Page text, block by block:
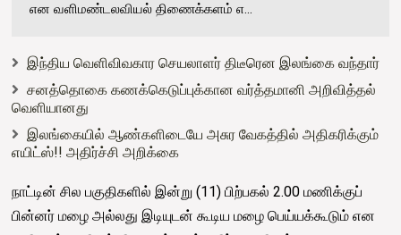
என வளிமண்டலவியல் திணைக்களம் எ...
இந்திய வெளிவிவகார செயலாளர் திடீரென இலங்கை வந்தார்
சனத்தொகை கணக்கெடுப்புக்கான வர்த்தமானி அறிவித்தல்
வெளியானது
இலங்கையில் ஆண்களிடையே அசுர வேகத்தில் அதிகரிக்கும்
எயிட்ஸ்!! அதிர்ச்சி அறிக்கை
நாட்டின் சில பகுதிகளில் இன்று (11) பிற்பகல் 2.00 மணிக்குப்
பின்னர் மழை அல்லது இடியுடன் கூடிய மழை பெய்யக்கூடும் என